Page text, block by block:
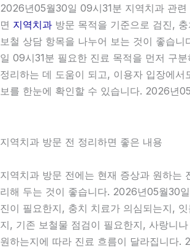
2026년05월30일 09시31분 지역치과 관련
면 지역치과 방문 목적을 기준으로 검진,
보철 상담 항목을 나누어 보는 것이 좋습
일 09시31분 필요한 진료 목적을 먼저 구
정리하는 데 도움이 되고, 이용자 입장에서
보를 한눈에 확인할 수 있습니다. 2026년
지역치과 방문 전 정리하면 좋은 내용
지역치과 방문 전에는 현재 증상과 원하는
리해 두는 것이 좋습니다. 2026년05월30
진이 필요한지, 충치 치료가 의심되는지,
지, 기존 보철물 점검이 필요한지, 사랑니
원하는지에 따라 진료 흐름이 달라집니다.